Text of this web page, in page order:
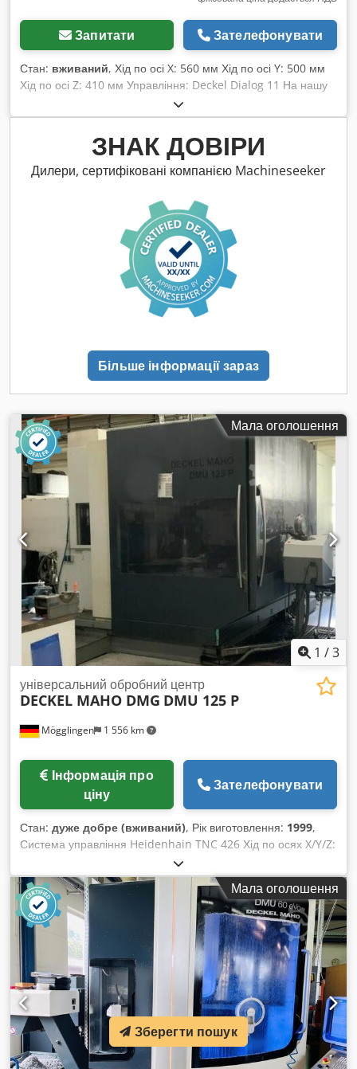
Запитати Зателефонувати
Стан: вживаний, Хід по осі X: 560 мм Хід по осі Y: 500 мм
Хід по осі Z: 410 мм Управління: Deckel Dialog 11 На нашу
думку, стан верстата хороший, був у вжитку, і його можна
оглянути під струмом за попередньою домовленістю.
Chsdszq Hk Uopfx Ahuja Комплектуючі, зображений
інструмент і пристрої для кріплення входять у комплект
поставки тільки у разі зазначення цього в додатковій
інформації, а також попередній продаж залишаються за
ЗНАК ДОВІРИ
Дилери, сертифіковані компанією Machineseeker
Більше інформації зараз
Мала оголошення
1 /3
Mögglingen 1 556 km
універсальний обробний центр
DECKEL MAHO DMG DMU 125 P
ціну
Зателефонувати
Стан: дуже добре (вживаний), Рік виготовлення: 1999,
Система управління Heidenhain TNC 426 Хід по осях X/Y/Z:
1250 x 880 x 800 мм Швидкість обертання: 8000 об/хв
Магазин інструментів на 60 інструментів, тип кріплення SK
50 Універсальна фрезерна головка +0° / -90° Codpfozqv A
Tex Ahuoha Поворотний стіл з ЧПУ 1250 x 1000 мм Конвеєр
для відведення стружки Щуп для вимірювань
Мала оголошення
Зберегти пошук